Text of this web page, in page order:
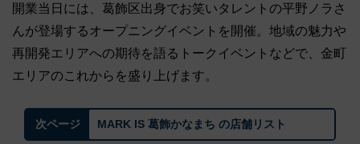
開業当日には、葛飾区出身でお笑いタレントの平野ノラさ
んが登場するオープニングイベントを開催。地域の魅力や
再開発エリアへの期待を語るトークイベントなどで、金町
エリアのこれからを盛り上げます。
次ページ MARK IS 葛飾かなまち の店舗リスト